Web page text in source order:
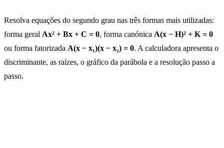
Resolva equações do segundo grau nas três formas mais utilizadas:
forma geral Ax² + Bx + C = 0, forma canónica A(x − H)² + K = 0
ou forma fatorizada A(x − x₁)(x − x₂) = 0. A calculadora apresenta o
discriminante, as raízes, o gráfico da parábola e a resolução passo a
passo.